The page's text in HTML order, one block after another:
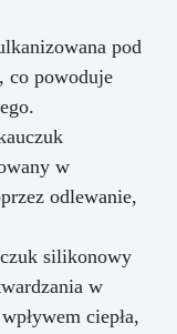
pod
co powoduje
w
odlewanie,
silikonowy
w
ciepła,